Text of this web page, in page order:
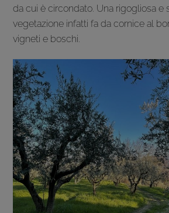
da cui è circondato. Una rigogliosa e
vegetazione infatti fa da cornice al
vigneti e boschi.